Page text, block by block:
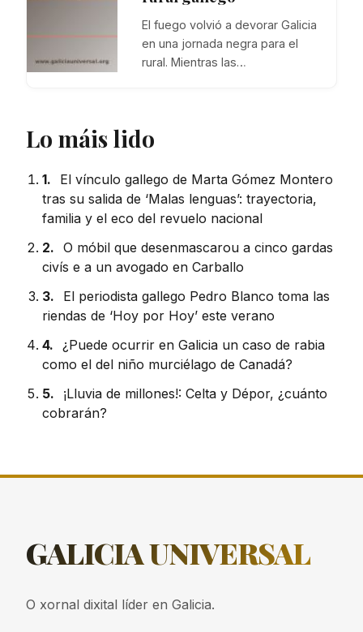
El fuego volvió a devorar Galicia
en una jornada negra para el
rural. Mientras las…
Lo máis lido
1.
El vínculo gallego de Marta Gómez Montero
tras su salida de ‘Malas lenguas’: trayectoria,
familia y el eco del revuelo nacional
2. O móbil que desenmascarou a cinco gardas
civís e a un avogado en Carballo
3.
El periodista gallego Pedro Blanco toma las
riendas de ‘Hoy por Hoy’ este verano
4.
¿Puede ocurrir en Galicia un caso de rabia
como el del niño murciélago de Canadá?
5.
¡Lluvia de millones!: Celta y Dépor, ¿cuánto
cobrarán?
GALICIAUNIVERSAL
O xornal dixital líder en Galicia.